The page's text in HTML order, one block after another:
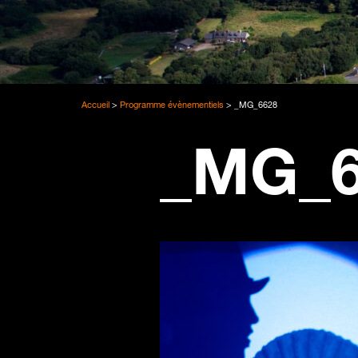
Accueil > Programme évènementiels > _MG_6628